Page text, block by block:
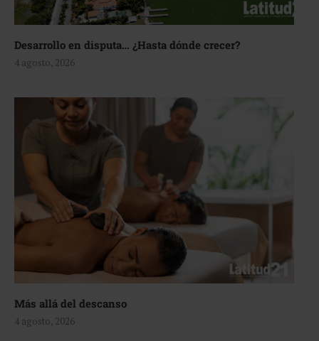
Desarrollo en disputa… ¿Hasta dónde crecer?
4 agosto, 2026
Más allá del descanso
4 agosto, 2026